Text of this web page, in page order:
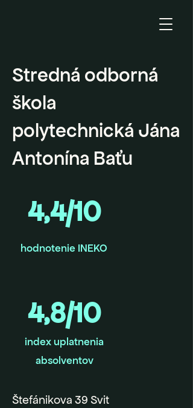
Stredná odborná
škola
polytechnická Jána
Antonína Baťu
4,4/10
hodnotenie INEKO
4,8/10
index uplatnenia
absolventov
Štefánikova 39 Svit